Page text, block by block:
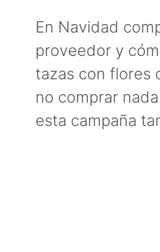
En Navidad
proveedor y
tazas con flores
no comprar
esta campaña